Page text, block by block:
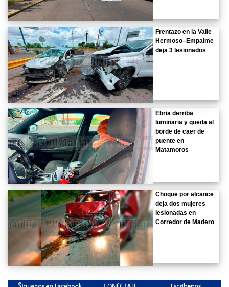
Frentazo en la Valle
Hermoso–Empalme
deja 3 lesionados
Ebria derriba
luminaria y queda al
borde de caer de
puente en
Matamoros
Choque por alcance
deja dos mujeres
lesionadas en
Corredor de Madero